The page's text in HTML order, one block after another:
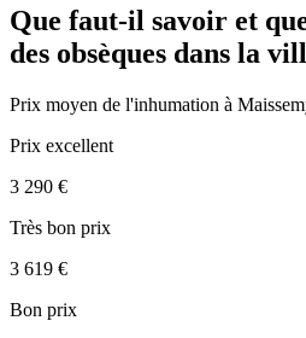
Que faut-il savoir et
des obsèques dans la
Prix moyen de l'inhumation à
Prix excellent
3 290 €
Très bon prix
3 619 €
Bon prix